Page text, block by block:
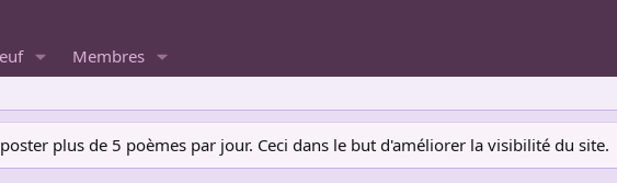
Membres
plus de 5 poèmes par jour. Ceci dans le but d'améliorer la visibilité du site.